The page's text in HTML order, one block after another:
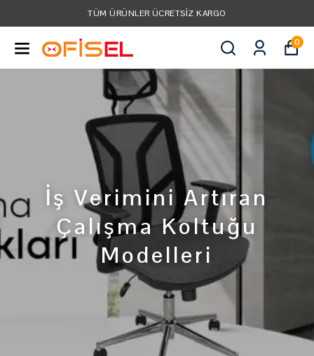
TÜM KREDI KARTLARINA VADE FARKSIZ 3 TAKSIT!
0
İş Verimini Artıran
Çalışma Koltuğu
Modelleri